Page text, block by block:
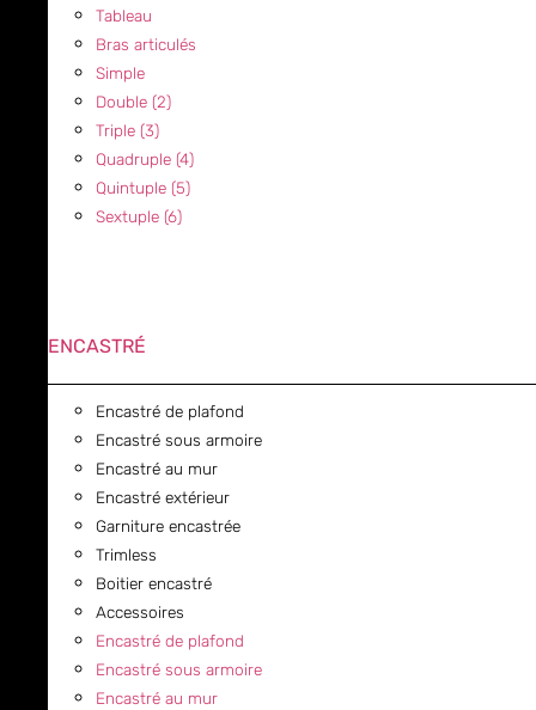
Tableau
Bras articulés
Simple
Double (2)
Triple (3)
Quadruple (4)
Quintuple (5)
Sextuple (6)
ENCASTRÉ
Encastré de plafond
Encastré sous armoire
Encastré au mur
Encastré extérieur
Garniture encastrée
Trimless
Boitier encastré
Accessoires
Encastré de plafond
Encastré sous armoire
Encastré au mur